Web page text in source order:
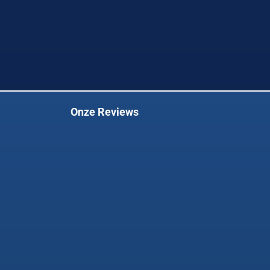
Onze Reviews